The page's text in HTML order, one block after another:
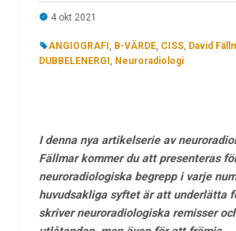
4 okt 2021
ANGIOGRAFI, B-VÄRDE, CISS, David
DUBBELENERGI, Neuroradiologi
I denna nya artikelserie av
Fällmar kommer du att presenteras
neuroradiologiska begrepp i varje
huvudsakliga syftet är att underlätta
skriver neuroradiologiska remisser